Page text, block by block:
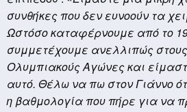
συνθήκες που δεν ευνοούν τα
Ωστόσο καταφέρνουμε από το
συμμετέχουμε ανελλιπώς
Ολυμπιακούς Αγώνες και
αυτό. Θέλω να πω στον Γιάννο
η βαθμολογία που πήρε για να